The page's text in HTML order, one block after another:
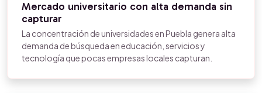
Mercado universitario con alta demanda sin
capturar
La concentración de universidades en Puebla genera alta
demanda de búsqueda en educación, servicios y
tecnología que pocas empresas locales capturan.